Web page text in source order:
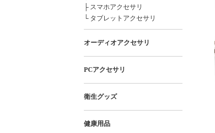
├ スマホアクセサリ
└ タブレットアクセサリ
オーディオアクセサリ
PCアクセサリ
衛生グッズ
健康用品